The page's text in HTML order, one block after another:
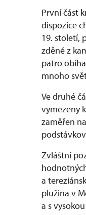
První část
dispozice
19. století,
zděné z
patro
mnoho
Ve druhé
vymezeny
zaměřen
Zvláštní
a
plužina v
a s